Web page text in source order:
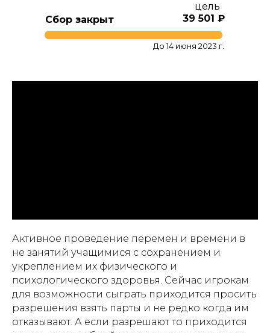
39 501 ₽
Сбор закрыт
цель
До 14 июня 2023 г.
Активное проведение перемен и времени в
не занятий учащимися с сохранением и
укреплением их физического и
психологического здоровья. Сейчас игрокам
для возможности сыграть приходится просить
разрешения взять парты и не редко когда им
отказывают. А если разрешают то приходится